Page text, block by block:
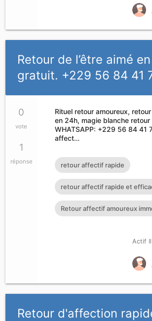
Retour de l’être aimé
gratuit. +229 56 84 41
0
vote
1
réponse
Rituel retour amoureux,
en 24h, magie blanche retour
WHATSAPP: +229 56 84 41
affect…
retour affectif rapide
retour affectif rapide et
Retour affectif amoureux
Actif
Retour d'affection